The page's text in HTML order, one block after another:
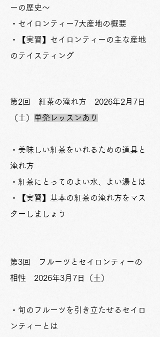
ーの歴史～
・セイロンティー7大産地の概要
・【実習】セイロンティーの主な産地
のテイスティング
​第2回 紅茶の淹れ方 2026年2月7日
（土）
単発レッスンあり
・美味しい紅茶をいれるための道具と
淹れ方
・紅茶にとってのよい水、よい湯とは
・【実習】基本の紅茶の淹れ方をマス
ターしましょう
第3回 フルーツとセイロンティーの
相性 2026年3月7日（土）
・旬のフルーツを引き立たせるセイロ
ンティーとは